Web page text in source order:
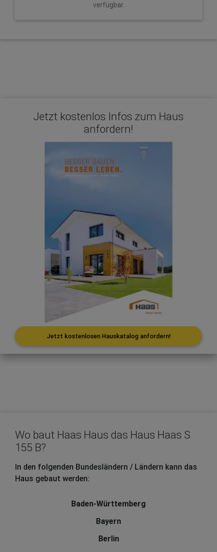
verfügbar.
Jetzt kostenlos Infos zum Haus
anfordern!
Jetzt kostenlosen Hauskatalog anfordern!
Wo baut Haas Haus das Haus Haas S
155 B?
In den folgenden Bundesländern / Ländern kann das
Haus gebaut werden:
Baden-Württemberg
Bayern
Berlin